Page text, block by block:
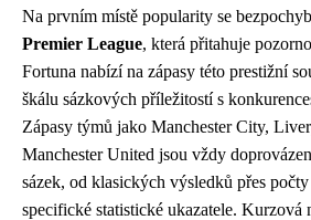
Na prvním místě popularity se
Premier League, která přitahuje
Fortuna nabízí na zápasy této prestižní
škálu sázkových příležitostí s
Zápasy týmů jako Manchester City,
Manchester United jsou vždy
sázek, od klasických výsledků přes
specifické statistické ukazatele. Kurzová